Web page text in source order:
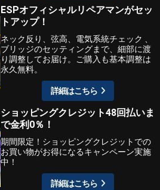
ESPオフィシャルリペアマンがセッ
トアップ！
ネック反り、弦高、電気系統チェック 、
ブリッジのセッティングまで、細部に渡
り調整してお届け。ご購入も基本調整は
永久無料。
詳細はこちら
ショッピングクレジット48回払いま
で金利0％！
期間限定！ショッピングクレジットでの
お買い物がお得になるキャンペーン実施
中！
詳細はこちら